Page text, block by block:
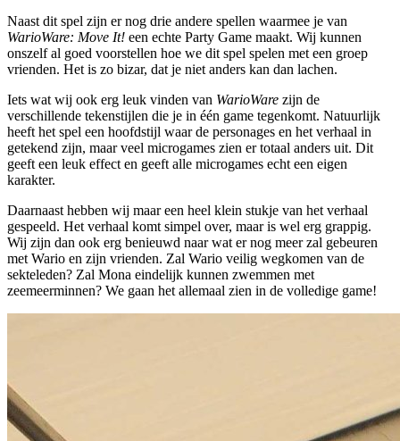
Naast dit spel zijn er nog drie andere spellen waarmee je van
WarioWare: Move It! een echte Party Game maakt. Wij kunnen
onszelf al goed voorstellen hoe we dit spel spelen met een groep
vrienden. Het is zo bizar, dat je niet anders kan dan lachen.
Iets wat wij ook erg leuk vinden van WarioWare zijn de
verschillende tekenstijlen die je in één game tegenkomt. Natuurlijk
heeft het spel een hoofdstijl waar de personages en het verhaal in
getekend zijn, maar veel microgames zien er totaal anders uit. Dit
geeft een leuk effect en geeft alle microgames echt een eigen
karakter.
Daarnaast hebben wij maar een heel klein stukje van het verhaal
gespeeld. Het verhaal komt simpel over, maar is wel erg grappig.
Wij zijn dan ook erg benieuwd naar wat er nog meer zal gebeuren
met Wario en zijn vrienden. Zal Wario veilig wegkomen van de
sekteleden? Zal Mona eindelijk kunnen zwemmen met
zeemeerminnen? We gaan het allemaal zien in de volledige game!